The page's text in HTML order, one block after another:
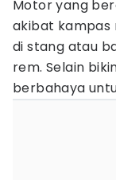
Motor yang
akibat kampas
di stang atau
rem. Selain
berbahaya